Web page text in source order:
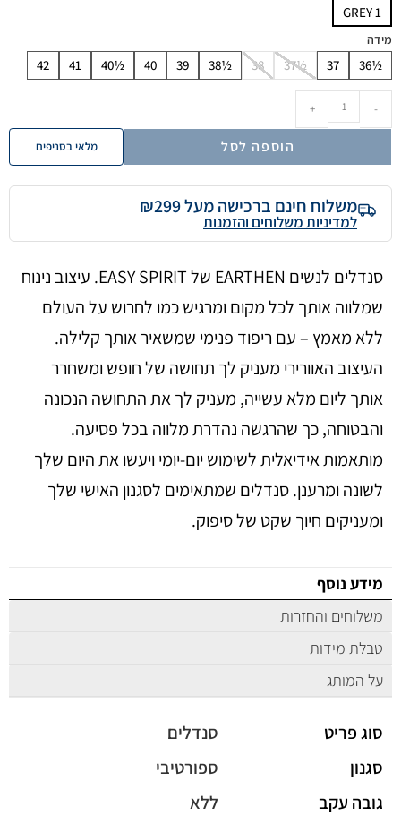
GREY 1
מידה
36½
37
37½
38
38½
39
40
40½
41
42
-
+
הוספה לסל מלאי בסניפים
משלוח חינם ברכישה מעל ₪299
למדיניות משלוחים והזמנות
סנדלים לנשים EARTHEN של EASY SPIRIT. עיצוב נינוח
שמלווה אותך לכל מקום ומרגיש כמו לחרוש על העולם
ללא מאמץ – עם ריפוד פנימי שמשאיר אותך קלילה.
העיצוב האוורירי מעניק לך תחושה של חופש ומשחרר
אותך ליום מלא עשייה, מעניק לך את התחושה הנכונה
והבטוחה, כך שהרגשה נהדרת מלווה בכל פסיעה.
מותאמות אידיאלית לשימוש יום-יומי ויעשו את היום שלך
לשונה ומרענן. סנדלים שמתאימים לסגנון האישי שלך
ומעניקים חיוך שקט של סיפוק.
מידע נוסף
משלוחים והחזרות
טבלת מידות
על המותג
סוג פריט
סנדלים
סגנון
ספורטיבי
גובה עקב
ללא